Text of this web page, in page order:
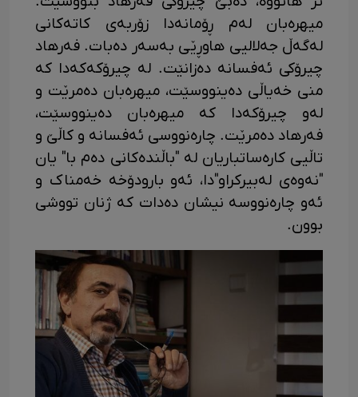
میهرەبان لەم ڕۆمانەدا زۆربەی کاتەکانی
لەگەڵ جەلالیی هاوڕێی بەسەر دەبات. فەرهاد
چیرۆکی ئەفسانە دەزانێت. لە چیرۆکەکەدا کە
منی خەیاڵی دەینووسێت، میهرەبان دەمرێت و
لەو چیرۆکەدا کە میهرەبان دەینووسێت،
فەرهاد دەمرێت. چارەنووسی ئەفسانە و کاڵێ و
تاڵیی کارەساتباریان لە "باڵندەکانی دەم با" یان
"نەوەی لەبیرکراو"دا، ئەو بارودۆخە خەمناک و
ئەو چارەنووسە نیشان دەدات کە ژنان تووشی
بوون.